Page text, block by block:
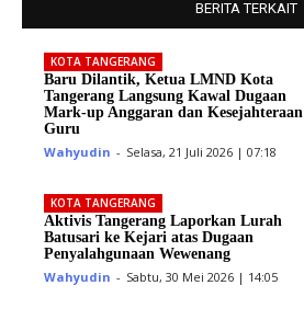
BERITA TERKAIT
KOTA TANGERANG
Baru Dilantik, Ketua LMND Kota
Tangerang Langsung Kawal Dugaan
Mark-up Anggaran dan Kesejahteraan
Guru
Wahyudin - Selasa, 21 Juli 2026 | 07:18
KOTA TANGERANG
Aktivis Tangerang Laporkan Lurah
Batusari ke Kejari atas Dugaan
Penyalahgunaan Wewenang
Wahyudin - Sabtu, 30 Mei 2026 | 14:05